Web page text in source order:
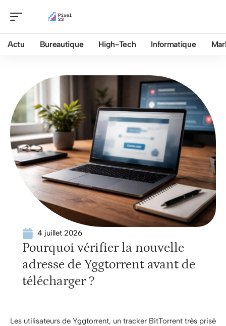
Actu Bureautique High-Tech Informatique
4 juillet 2026
Pourquoi vérifier la nouvelle
adresse de Yggtorrent avant de
télécharger ?
Les utilisateurs de Yggtorrent, un tracker BitTorrent très prisé